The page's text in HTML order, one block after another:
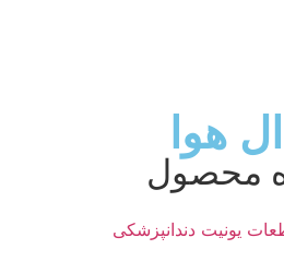
هوا
محصول
یونیت دندانپزشکی